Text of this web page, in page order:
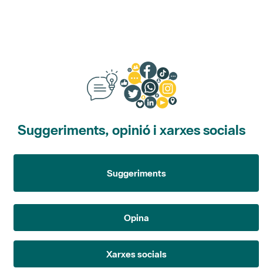
Suggeriments, opinió i xarxes socials
Suggeriments
Opina
Xarxes socials